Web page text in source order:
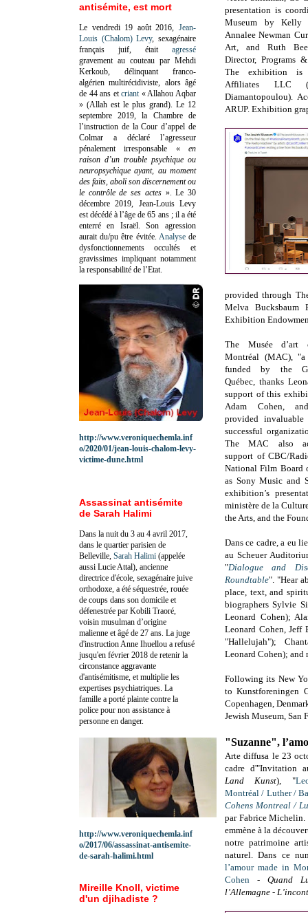
presentation is
Museum by Kelly
Annalee Newman
Art, and Ruth
Director, Programs
The exhibition is
Affiliates LLC
Diamantopoulou).
ARUP. Exhibition
provided through
Melva Bucksbaum
Exhibition
The Musée d’art
Montréal (MAC), "a
funded by the
Québec, thanks
support of this
Adam Cohen,
provided
successful
The MAC also
support of CBC/
National Film Board
as Sony Music and
exhibition’s
ministère de la
the Arts, and the
Dans ce cadre, a eu
au Scheuer
"Dialogue and
Roundtable". "Hear
place, text, and
biographers Sylvie
Leonard Cohen);
Leonard Cohen,
"Hallelujah");
Leonard Cohen); and
Following its New
to Kunstforeningen
Copenhagen,
Jewish Museum, San
"Suzanne",
Arte diffusa le 23
cadre d'"Invitation
Land Kunst), "
Montréal / Luther /
Cohens Montreal /
par Fabrice
emmène à la
notre patrimoine
naturel.Dans ce
l’amour made in
Cohen -Quand
l’Allemagne -
antisémite, est mort
Le vendredi 19 août 2016, Jean-
Louis (Chalom) Levy, sexagénaire
français juif, était agressé
gravement au couteau par Mehdi
Kerkoub, délinquant franco-
algérien multirécidiviste, alors âgé
de 44 ans etcriant « Allahou Aqbar
» (Allah est le plus grand). Le 12
septembre 2019, la Chambre de
l’instruction de la Cour d’appel de
Colmar a déclaré l’agresseur
pénalement irresponsable «en
raison d’un trouble psychique ou
neuropsychique ayant, au moment
des faits, aboli son discernement ou
le contrôle de ses actes». Le 30
décembre 2019, Jean-Louis Levy
est décédé à l’âge de 65 ans ; il a été
enterré en Israël. Son agression
aurait du/pu être évitée. Analysede
dysfonctionnements occultés et
gravissimes impliquant notamment
la responsabilité de l’Etat.
http://www.veroniquechemla.inf
o/2020/01/jean-louis-chalom-levy-
victime-dune.html
Assassinat antisémite
de Sarah Halimi
Dans la nuit du 3 au 4 avril 2017,
dans le quartier parisien de
Belleville, Sarah Halimi (appelée
aussi Lucie Attal), ancienne
directrice d'école, sexagénaire juive
orthodoxe, a été séquestrée, rouée
de coups dans son domicile et
défenestrée par Kobili Traoré,
voisin musulman d’origine
malienne et âgé de 27 ans. La juge
d'instruction Anne Ihuellou a refusé
jusqu'en février 2018 de retenir la
circonstance aggravante
d'antisémitisme, et multiplie les
expertises psychiatriques. La
famille a porté plainte contre la
police pour non assistance à
personne en danger.
http://www.veroniquechemla.inf
o/2017/06/assassinat-antisemite-
de-sarah-halimi.html
Mireille Knoll, victime
d'un djihadiste ?